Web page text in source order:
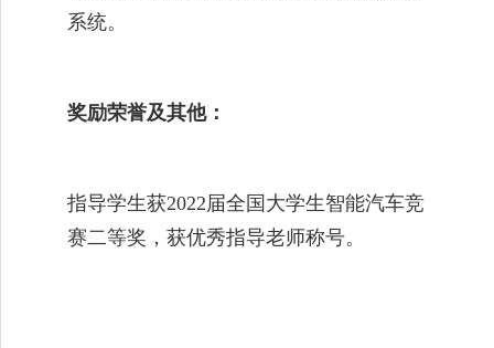
系统。
奖励荣誉及其他：
指导学生获2022届全国大学生智能汽车竞
赛二等奖，获优秀指导老师称号。